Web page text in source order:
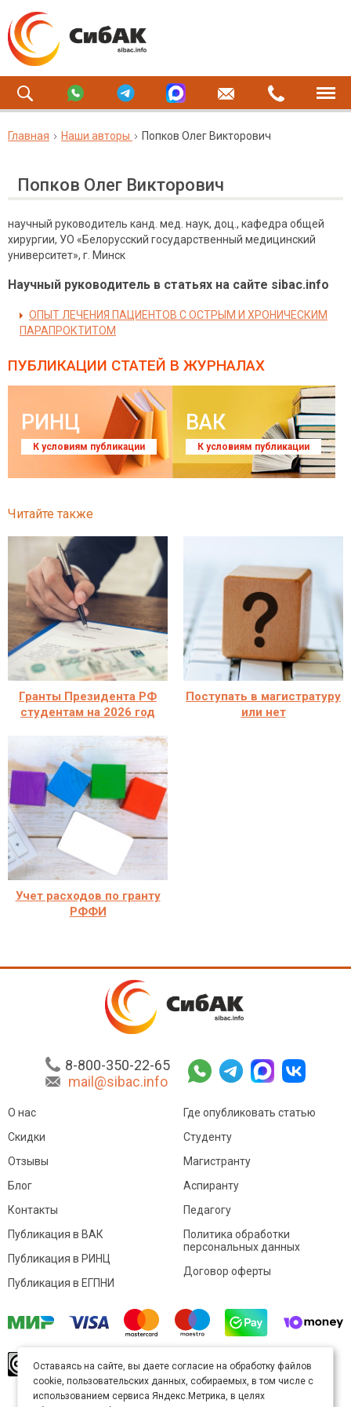
Главная Наши авторы Попков Олег Викторович
Попков Олег Викторович
научный руководитель канд. мед. наук, доц., кафедра общей
хирургии, УО «Белорусский государственный медицинский
университет», г. Минск
Научный руководитель в статьях на сайте sibac.info
ОПЫТ ЛЕЧЕНИЯ ПАЦИЕНТОВ С ОСТРЫМ И ХРОНИЧЕСКИМ
ПАРАПРОКТИТОМ
ПУБЛИКАЦИИ СТАТЕЙ В ЖУРНАЛАХ
РИНЦ
К условиям публикации
ВАК
К условиям публикации
Читайте также
Гранты Президента РФ
студентам на 2026 год
Поступать в магистратуру
или нет
Учет расходов по гранту
РФФИ
8-800-350-22-65
mail@sibac.info
О нас
Скидки
Отзывы
Блог
Контакты
Где опубликовать статью
Студенту
Магистранту
Аспиранту
Педагогу
Публикация в ВАК
Публикация в РИНЦ
Публикация в ЕГПНИ
Политика обработки
персональных данных
Договор оферты
произведение доступно полицензии Creative
Commons «Attribution» («Атрибуция») 4.0
Непортированная.
Оставаясь на сайте, вы даете согласие на обработку файлов
cookie, пользовательских данных, собираемых, в том числе с
использованием сервиса Яндекс.Метрика, в целях